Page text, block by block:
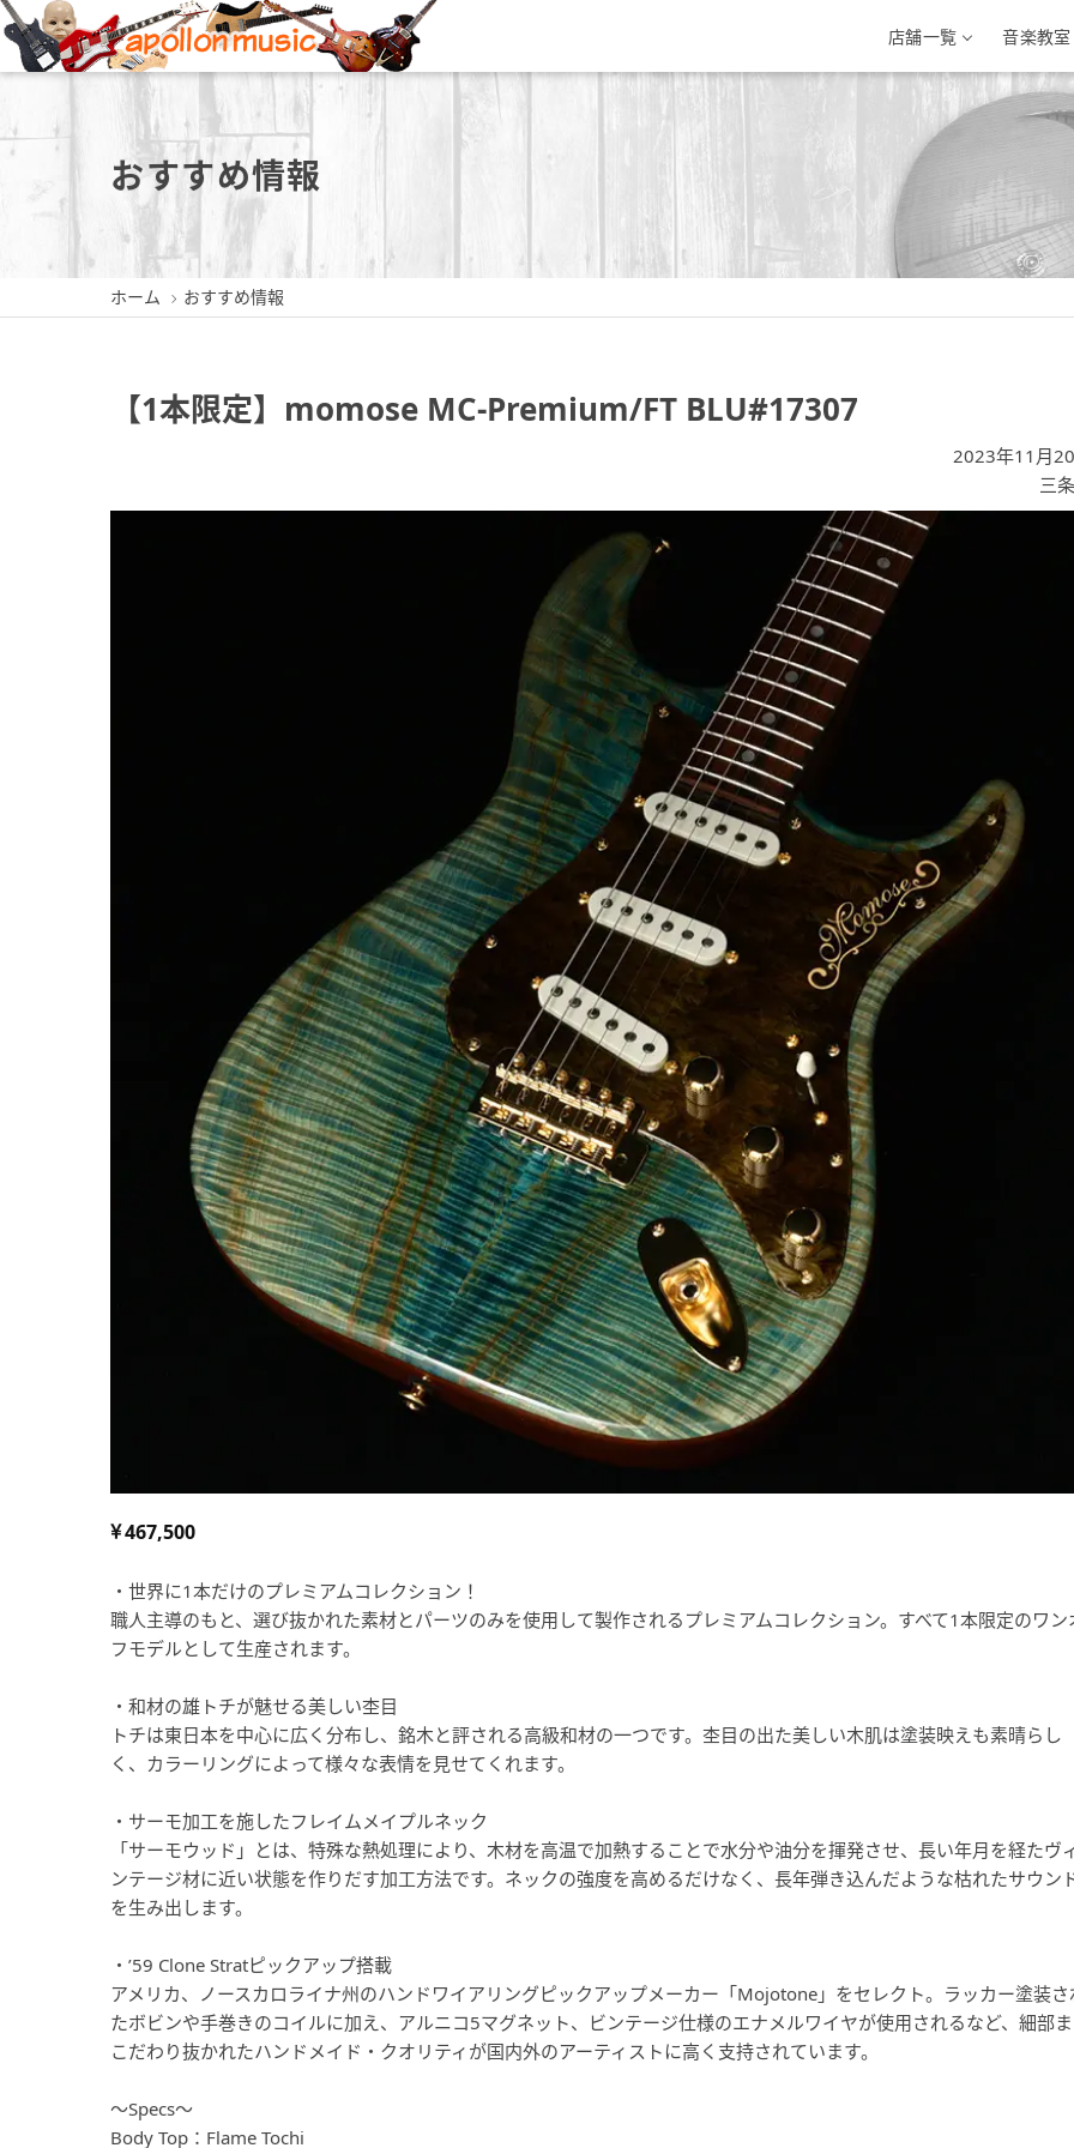
店舗一覧
新潟店
新潟県新潟市中央区東堀前通5-
新潟県長岡市城内町3-2-3 新潟県三条市興野3-10-1 新潟県新潟市西区小新南2-1-10 新潟県新発田市住吉
音楽教室
おすすめ情報
ホーム おすすめ情報
【1本限定】momose MC-Premium/FT BLU#17307
2023年11月
三
467,500
・世界に1本だけのプレミアムコレクション！
職人主導のもと、選び抜かれた素材とパーツのみを使用して製作されるプレミアムコレクション。すべて1本限定のワン
フモデルとして生産されます。
・和材の雄トチが魅せる美しい杢目
トチは東日本を中心に広く分布し、銘木と評される高級和材の一つです。杢目の出た美しい木肌は塗装映えも素晴らし
く、カラーリングによって様々な表情を見せてくれます。
・サーモ加工を施したフレイムメイプルネック
「サーモウッド」とは、特殊な熱処理により、木材を高温で加熱することで水分や油分を揮発させ、長い年月を経たヴ
ンテージ材に近い状態を作りだす加工方法です。ネックの強度を高めるだけなく、長年弾き込んだような枯れたサウン
を生み出します。
・’59 Clone Stratピックアップ搭載
アメリカ、ノースカロライナ州のハンドワイアリングピックアップメーカー「Mojotone」をセレクト。ラッカー塗装さ
たボビンや手巻きのコイルに加え、アルニコ5マグネット、ビンテージ仕様のエナメルワイヤが使用されるなど、細部
こだわり抜かれたハンドメイド・クオリティが国内外のアーティストに高く支持されています。
～Specs～
Body Top：Flame Tochi